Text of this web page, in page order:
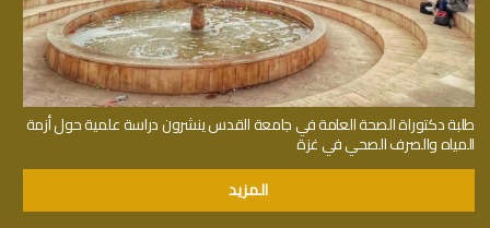
طلبة دكتوراة الصحة العامة في جامعة القدس ينشرون دراسة علمية حول أزمة
المياه والصرف الصحي في غزة
المزيد